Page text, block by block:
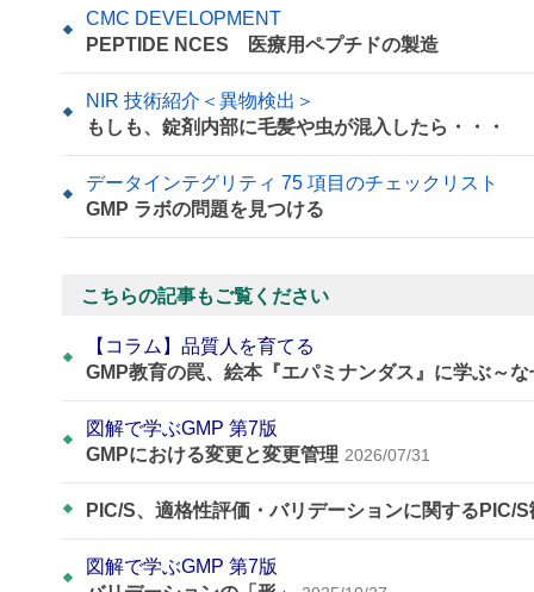
CMC DEVELOPMENT
PEPTIDE NCES 医療用ペプチドの製造
NIR 技術紹介＜異物検出＞
もしも、錠剤内部に毛髪や虫が混入したら・・・
データインテグリティ 75 項目のチェックリスト
GMP ラボの問題を見つける
こちらの記事もご覧ください
【コラム】品質人を育てる
GMP教育の罠、絵本『エパミナンダス』に学ぶ～
図解で学ぶGMP 第7版
GMPにおける変更と変更管理 2026/07/31
PIC/S、適格性評価・バリデーションに関するPIC/
図解で学ぶGMP 第7版